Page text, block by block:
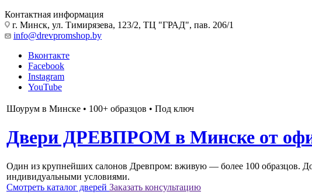
Контактная информация
г. Минск, ул. Тимирязева, 123/2, ТЦ "ГРАД", пав. 206/1
info@drevpromshop.by
Вконтакте
Facebook
Instagram
YouTube
Шоурум в Минске • 100+ образцов • Под ключ
Двери ДРЕВПРОМ в Минске от
Один из крупнейших салонов Древпром: вживую — более 100 образцов.
индивидуальными условиями.
Смотреть каталог дверей Заказать консультацию